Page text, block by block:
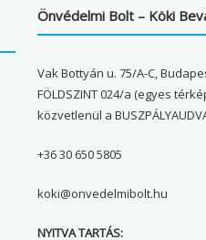
Önvédelmi Bolt – Köki
Vak Bottyán u. 75/A-C,
FÖLDSZINT 024/a (egyes
közvetlenül a
+36 30 650 5805
koki@onvedelmibolt.hu
NYITVA TARTÁS: